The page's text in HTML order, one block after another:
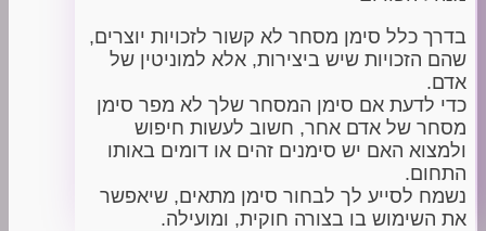
בדרך כלל סימן מסחר לא קשור לזכויות יוצרים,
שהם הזכויות שיש ביצירות, אלא למוניטין של
אדם.
כדי לדעת אם סימן המסחר שלך לא מפר סימן
מסחר של אדם אחר, חשוב לעשות חיפוש
ולמצוא האם יש סימנים זהים או דומים באותו
התחום.
נשמח לסייע לך לבחור סימן מתאים, שיאפשר
את השימוש בו בצורה חוקית, ומועילה.